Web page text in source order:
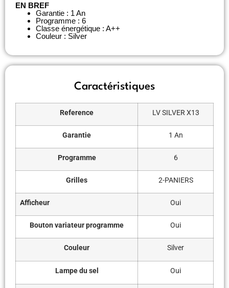
EN BREF
Garantie : 1 An
Programme : 6
Classe énergétique : A++
Couleur : Silver
Caractéristiques
Reference LV SILVER X13
Garantie 1 An
Programme 6
Grilles 2-PANIERS
Afficheur Oui
Bouton variateur programme Oui
Couleur Silver
Lampe du sel Oui